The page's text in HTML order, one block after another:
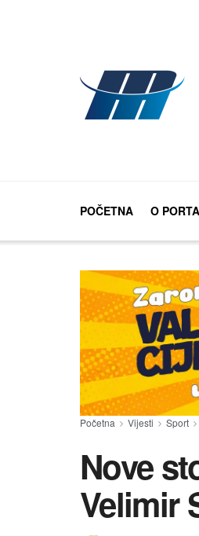
POČETNA O
Početna Vijesti Sport
Nove
Velimir